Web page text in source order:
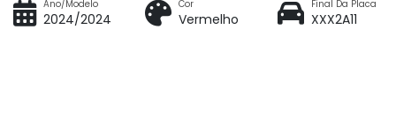
Ano/Modelo
2024/2024
Cor
Vermelho
Final Da Placa
XXX2A11